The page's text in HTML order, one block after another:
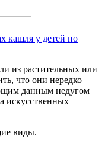
кашля у детей по
из растительных или
что они нередко
данным недугом
искусственных
виды.